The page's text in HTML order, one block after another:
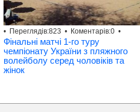
• Переглядів:823 • Коментарів:0 •
Фінальні матчі 1-го туру
чемпіонату України з пляжного
волейболу серед чоловіків та
жінок